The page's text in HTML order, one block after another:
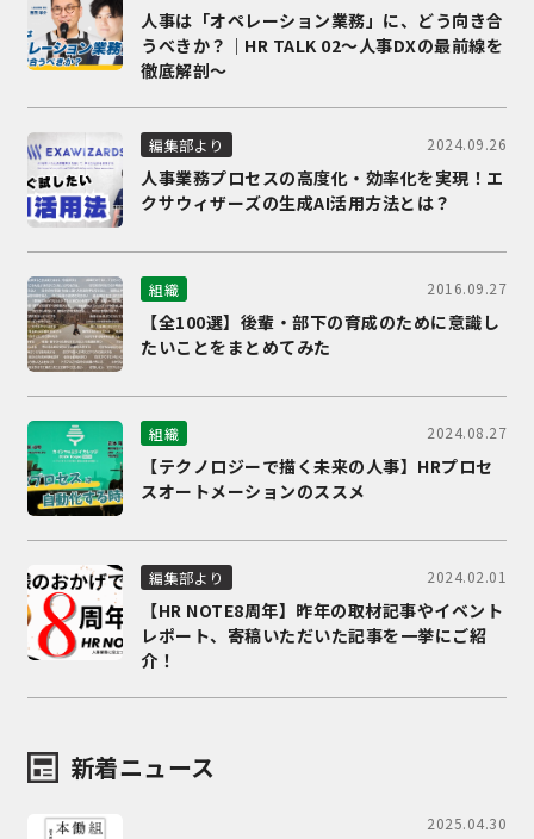
人事は「オペレーション業務」に、どう向き合
うべきか？｜HR TALK 02～人事DXの最前線を
徹底解剖～
編集部より 2024.09.26
人事業務プロセスの高度化・効率化を実現！エ
クサウィザーズの生成AI活用方法とは？
組織 2016.09.27
【全100選】後輩・部下の育成のために意識し
たいことをまとめてみた
組織 2024.08.27
【テクノロジーで描く未来の人事】HRプロセ
スオートメーションのススメ
編集部より 2024.02.01
【HR NOTE8周年】昨年の取材記事やイベント
レポート、寄稿いただいた記事を一挙にご紹
介！
新着ニュース
2025.04.30